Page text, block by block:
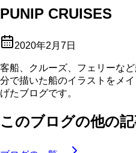
PUNIP CRUISES
2020年2月7日
客船、クルーズ、フェリーな
分で描いた船のイラストをメ
げたブログです。
このブログの他の